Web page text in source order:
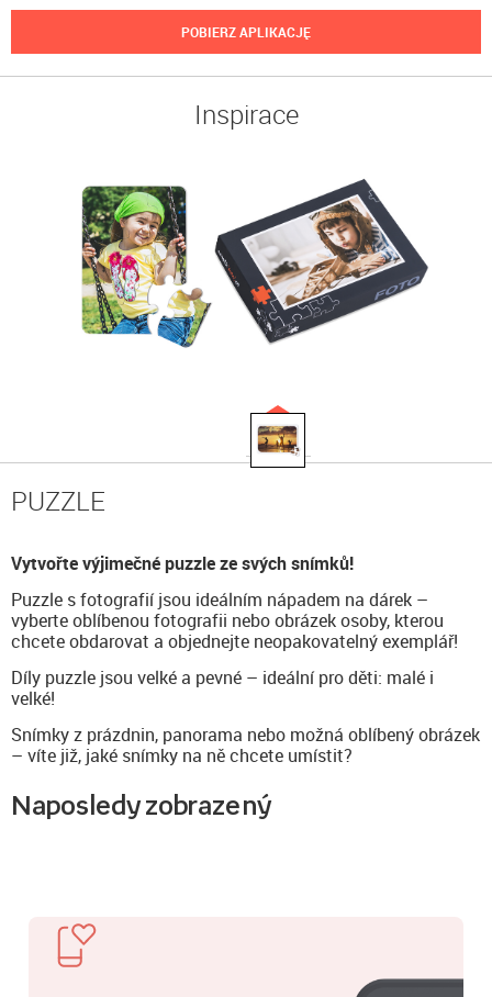
POBIERZ APLIKACJĘ
Inspirace
PUZZLE
Vytvořte výjimečné puzzle ze svých snímků!
Puzzle s fotografií jsou ideálním nápadem na dárek –
vyberte oblíbenou fotografii nebo obrázek osoby, kterou
chcete obdarovat a objednejte neopakovatelný exemplář!
Díly puzzle jsou velké a pevné – ideální pro děti: malé i
velké!
Snímky z prázdnin, panorama nebo možná oblíbený obrázek
– víte již, jaké snímky na ně chcete umístit?
Naposledy zobrazený